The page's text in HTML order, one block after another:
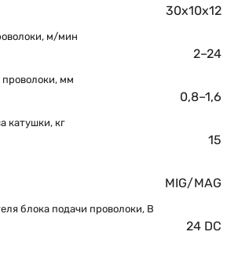
30х10х12
м/мин
2–24
мм
0,8–1,6
катушки, кг
15
MIG/MAG
блока подачи проволоки, В
24 DC